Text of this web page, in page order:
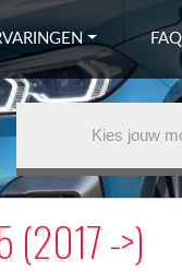
Kies jouw
(2017 ->)